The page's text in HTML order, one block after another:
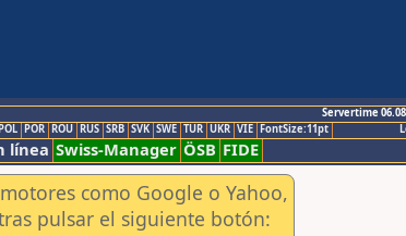
Servertime
POR ROU RUS SRB SVK SWE TUR UKR VIE FontSize:11pt
línea Swiss-Manager ÖSB FIDE
como Google o Yahoo,
pulsar el siguiente botón: